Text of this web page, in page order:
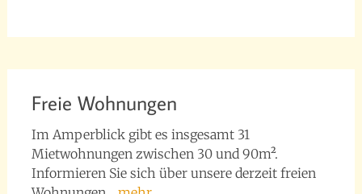
Freie Wohnungen
Im Amperblick gibt es insgesamt 31
Mietwohnungen zwischen 30 und 90m².
Informieren Sie sich über unsere derzeit freien